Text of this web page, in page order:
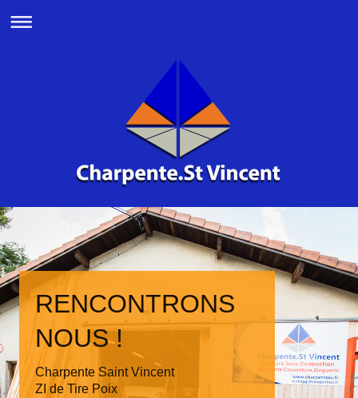
RENCONTRONS
NOUS !
Charpente Saint Vincent
ZI de Tire Poix